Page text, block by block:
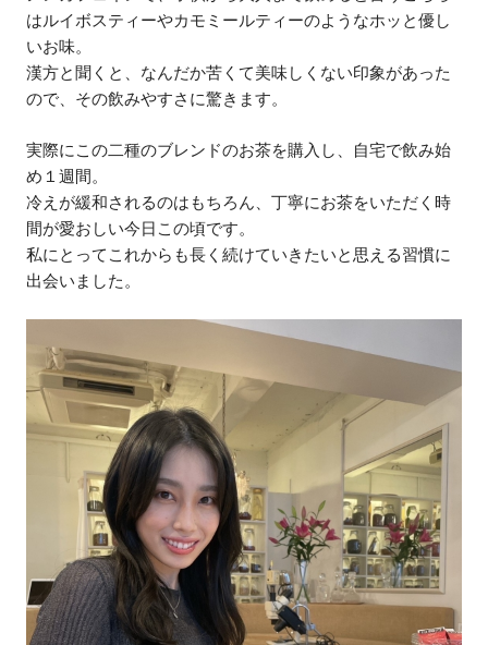
はルイボスティーやカモミールティーのようなホッと優し
いお味。
漢方と聞くと、なんだか苦くて美味しくない印象があった
ので、その飲みやすさに驚きます。
実際にこの二種のブレンドのお茶を購入し、自宅で飲み始
め１週間。
冷えが緩和されるのはもちろん、丁寧にお茶をいただく時
間が愛おしい今日この頃です。
私にとってこれからも長く続けていきたいと思える習慣に
出会いました。